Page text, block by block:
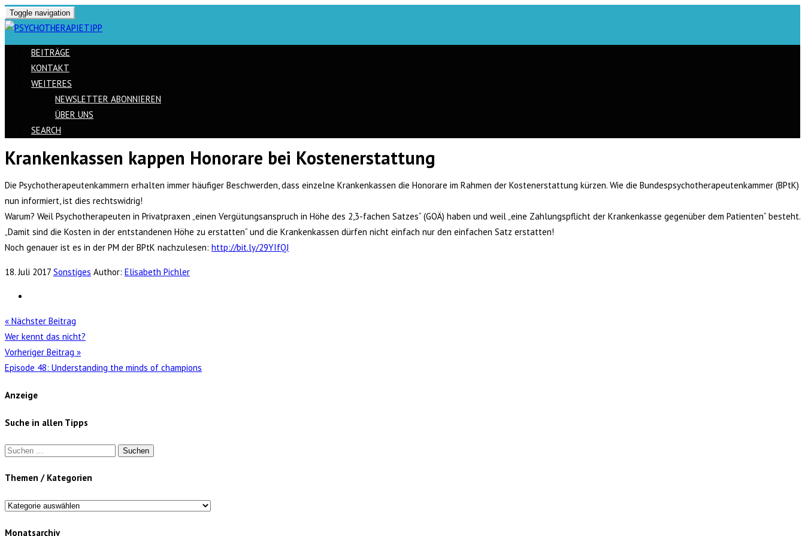
Toggle navigation
BEITRÄGE
KONTAKT
WEITERES
NEWSLETTER ABONNIEREN
ÜBER UNS
SEARCH
Skip
content
Krankenkassen kappen Honorare bei Kostenerstattung
Die Psychotherapeutenkammern erhalten immer häufiger Beschwerden, dass einzelne Krankenkassen die Honorare im Rahmen der Kostenerstattung kürzen. Wie die Bundespsychotherapeutenkammer (BPtK)
nun informiert, ist dies rechtswidrig!
Warum? Weil Psychotherapeuten in Privatpraxen „einen Vergütungsanspruch in Höhe des 2,3-fachen Satzes“ (GOÄ) haben und weil „eine Zahlungspflicht der Krankenkasse gegenüber dem Patienten“ besteht.
„Damit sind die Kosten in der entstandenen Höhe zu erstatten“ und die Krankenkassen dürfen nicht einfach nur den einfachen Satz erstatten!
Noch genauer ist es in der PM der BPtK nachzulesen: http://bit.ly/29YIfQJ
18. Juli 2017 Sonstiges Author: Elisabeth Pichler
« Nächster Beitrag
Wer kennt das nicht?
Vorheriger Beitrag »
Episode 48: Understanding the minds of champions
Anzeige
Suche in allen Tipps
Suchen
Themen / Kategorien
Themen
Monatsarchiv